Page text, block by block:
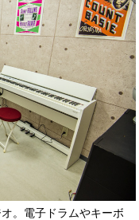
。電子ドラムやキーボ